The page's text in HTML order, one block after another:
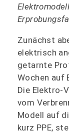
Zunächst
elektrisch
getarnte
Wochen auf
Die Elektro-
vom
Modell auf
kurz PPE,